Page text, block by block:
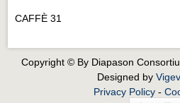
CAFFÈ 31
Copyright © By Diapason
Designed by
Privacy Policy-